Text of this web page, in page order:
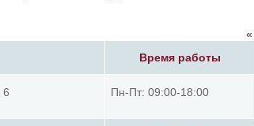
«
Время работы
6
Пн-Пт: 09:00-18:00